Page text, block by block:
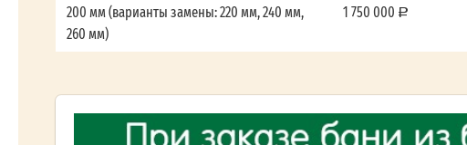
200 мм (варианты замены: 220 мм, 240 мм,
260 мм)
1 750 000